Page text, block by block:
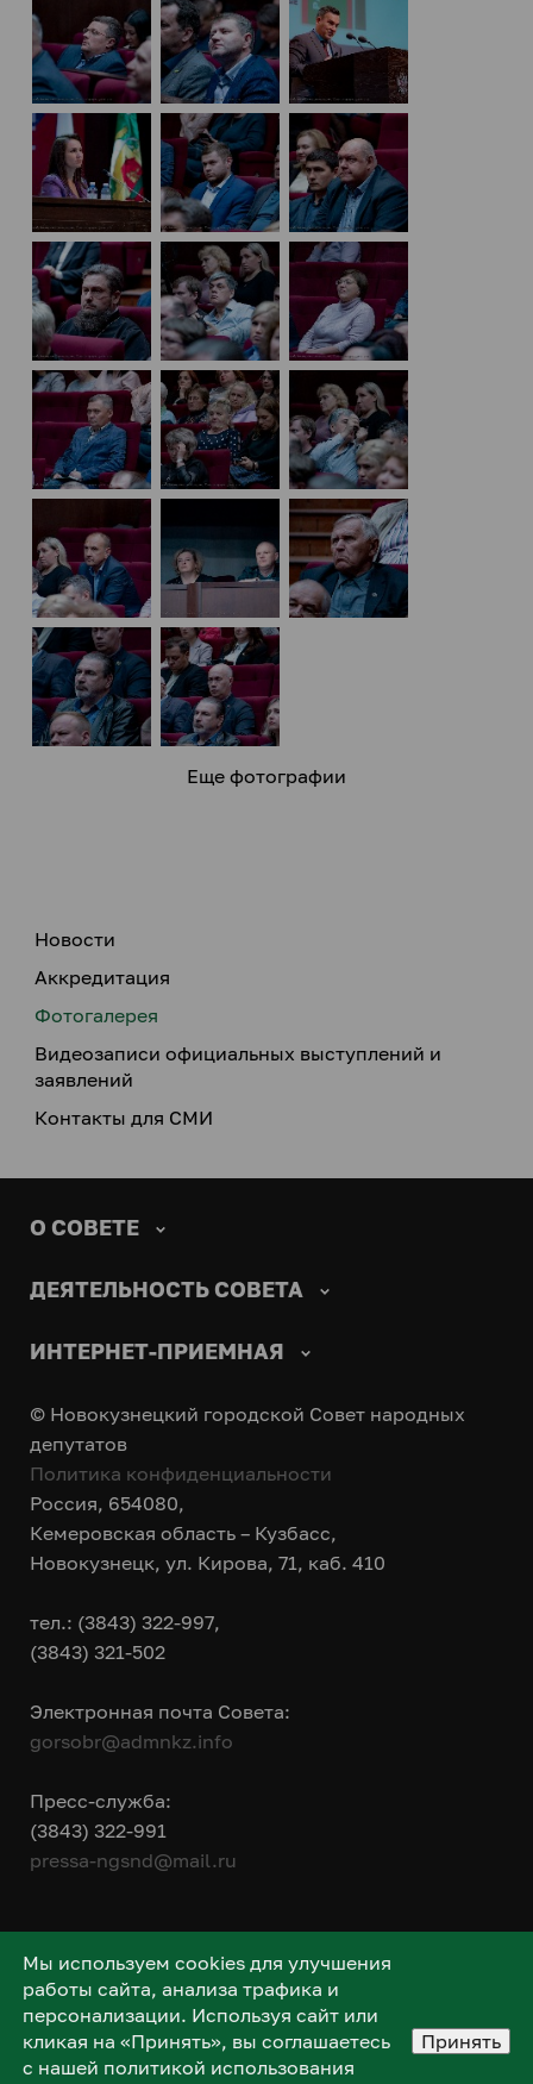
Еще фотографии
Новости
Аккредитация
Фотогалерея
Видеозаписи официальных выступлений и
заявлений
Контакты для СМИ
О СОВЕТЕ
ДЕЯТЕЛЬНОСТЬ СОВЕТА
ИНТЕРНЕТ-ПРИЕМНАЯ
© Новокузнецкий городской Совет народных
депутатов
Политика конфиденциальности
Россия, 654080,
Кемеровская область – Кузбасс,
Новокузнецк, ул. Кирова, 71, каб. 410
тел.: (3843) 322-997,
(3843) 321-502
Электронная почта Совета:
gorsobr@admnkz.info
Пресс-служба:
(3843) 322-991
pressa-ngsnd@mail.ru
Мы используем cookies для улучшения
работы сайта, анализа трафика и
персонализации. Используя сайт или
кликая на «Принять», вы соглашаетесь
с нашей политикой использования
Принять